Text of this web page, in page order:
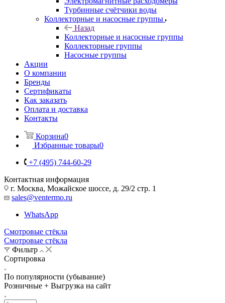
Турбинные счётчики воды
Коллекторные и насосные группы
Назад
Коллекторные и насосные группы
Коллекторные группы
Насосные группы
Акции
О компании
Бренды
Сертификаты
Как заказать
Оплата и доставка
Контакты
Корзина0
Избранные товары0
+7 (495) 744-60-29
Контактная информация
г. Москва, Можайское шоссе, д. 29/2 стр. 1
sales@ventermo.ru
WhatsApp
Смотровые стёкла
Смотровые стёкла
Фильтр
Сортировка
По популярности (убывание)
Розничные + Выгрузка на сайт